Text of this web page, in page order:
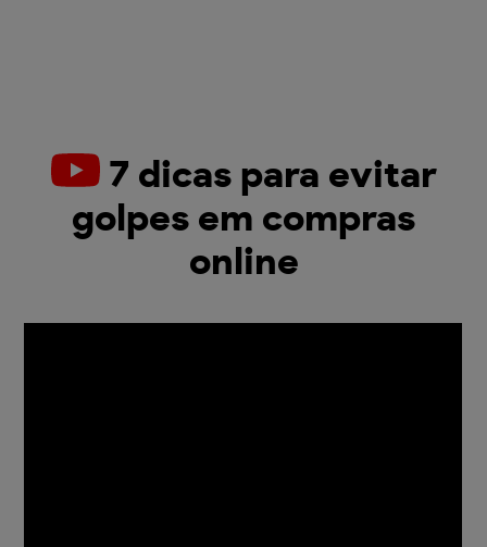
7 dicas para evitar
golpes em compras
online